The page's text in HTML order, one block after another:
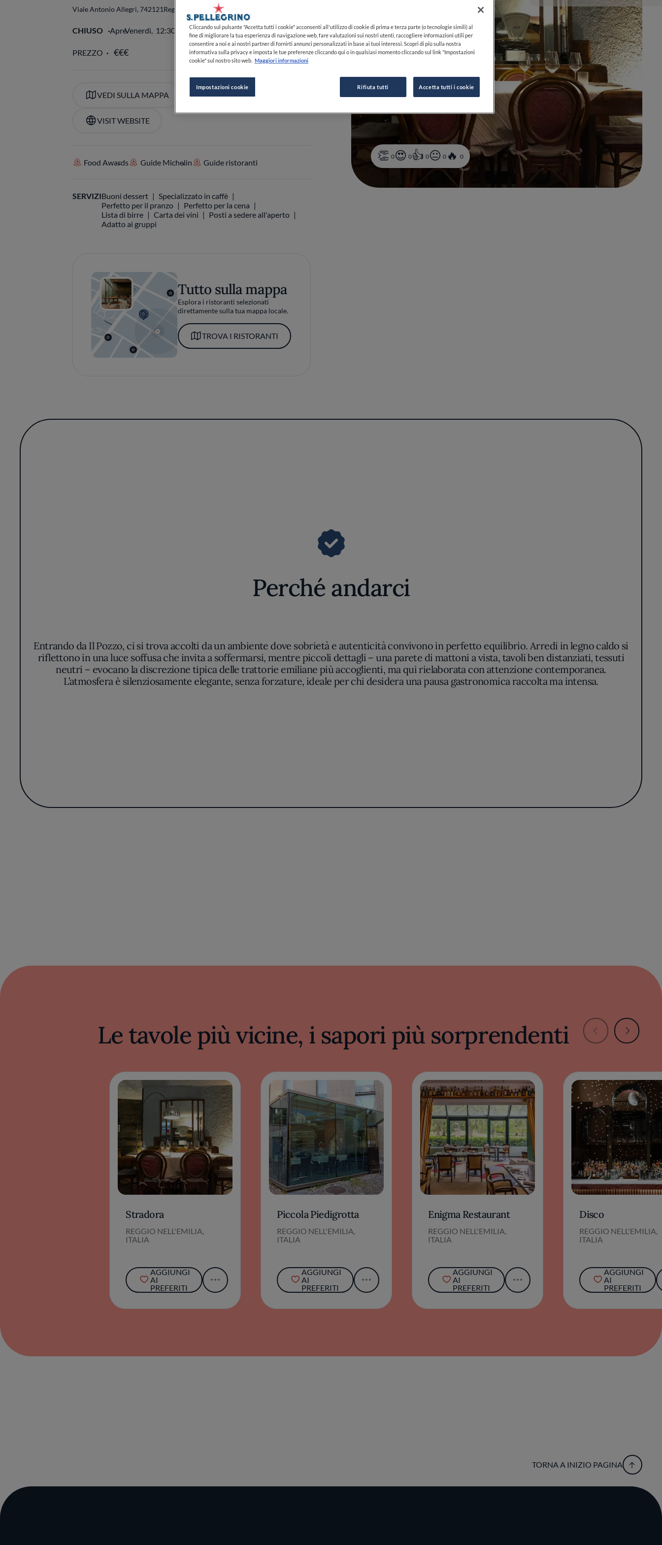
0 0 0 0 0
Viale Antonio Allegri, 742121Reggio nell'EmiliaRE
CHIUSO ApreVenerdì, 12:30-14:30, 19:45-23:00 VEDI ORARI
PREZZO
VEDI SULLA MAPPA +39 0522 451300
VISIT WEBSITE
Food Awards Guide Michelin Guide ristoranti
SERVIZIBuoni dessert
Specializzato in caffè
Perfetto per il pranzo
Perfetto per la cena
Lista di birre
Carta dei vini
Posti a sedere all'aperto
Adatto ai gruppi
Tutto sulla mappa
Esplora i ristoranti selezionati
direttamente sulla tua mappa locale.
TROVA I RISTORANTI
Perché andarci
Entrando da Il Pozzo, ci si trova accolti da un ambiente dove sobrietà e autenticità convivono in perfetto equilibrio. Arredi in legno caldo si
riflettono in una luce soffusa che invita a soffermarsi, mentre piccoli dettagli – una parete di mattoni a vista, tavoli ben distanziati, tessuti
neutri – evocano la discrezione tipica delle trattorie emiliane più accoglienti, ma qui rielaborata con attenzione contemporanea.
L’atmosfera è silenziosamente elegante, senza forzature, ideale per chi desidera una pausa gastronomica raccolta ma intensa.
Le tavole più vicine, i sapori più sorprendenti
Stradora
REGGIO NELL'EMILIA,
ITALIA
AGGIUNGI
AI
PREFERITI
Piccola Piedigrotta
REGGIO NELL'EMILIA,
ITALIA
AGGIUNGI
AI
PREFERITI
Enigma Restaurant
REGGIO NELL'EMILIA,
ITALIA
AGGIUNGI
AI
PREFERITI
Disco
REGGIO NELL'EMILIA,
ITALIA
AGGIUNGI
AI
PREFERITI
TORNA A INIZIO PAGINA
Cliccando sul pulsante "Accetta tutti i cookie" acconsenti all'utilizzo di cookie di prima e terza parte (o tecnologie simili) al
fine di migliorare la tua esperienza di navigazione web, fare valutazioni sui nostri utenti, raccogliere informazioni utili per
consentire a noi e ai nostri partner di fornirti annunci personalizzati in base ai tuoi interessi. Scopri di più sulla nostra
informativa sulla privacy e imposta le tue preferenze cliccando qui o in qualsiasi momento cliccando sul link "Impostazioni
cookie" sul nostro sito web. Maggiori informazioni
Impostazioni cookie Rifiuta tutti Accetta tutti i cookie